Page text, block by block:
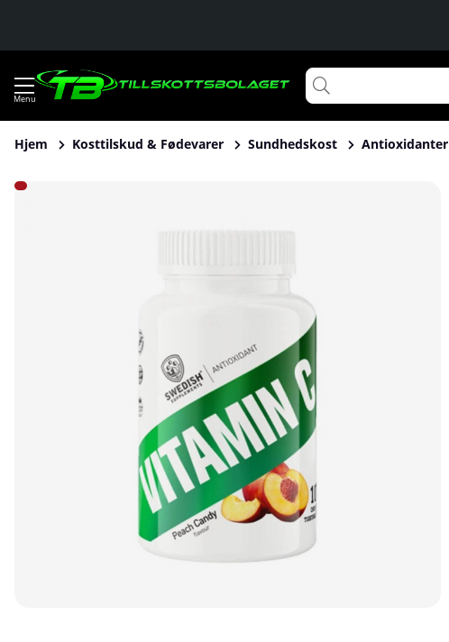
Hjem Kosttilskud & Fødevarer Sundhedskost Antioxidanter
Produktbilleder Swedish Supplements Vitamin C, 100 tabs